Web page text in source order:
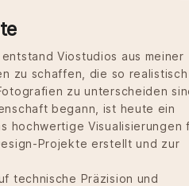
Viostudios aus meiner
zu schaffen, die so realistisch
zu unterscheiden
begann, ist heute ein
hochwertige Visualisierungen
Projekte erstellt und zur
technische Präzision und